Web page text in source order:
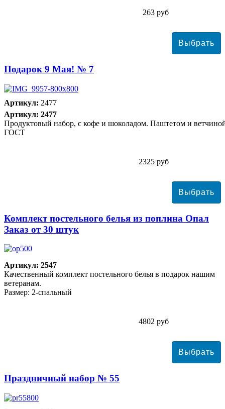
263 руб
Подарок 9 Мая! № 7
Артикул: 2477
Артикул: 2477
Продуктовый набор, с кофе и шоколадом. Паштетом и
ГОСТ
2325 руб
Комплект постельного белья из поплина Опал
Заказ от 30 штук
Артикул: 2547
Качественный комплект постельного белья в подарок нашим
ветеранам.
Размер: 2-спальный
4802 руб
Праздничный набор № 55